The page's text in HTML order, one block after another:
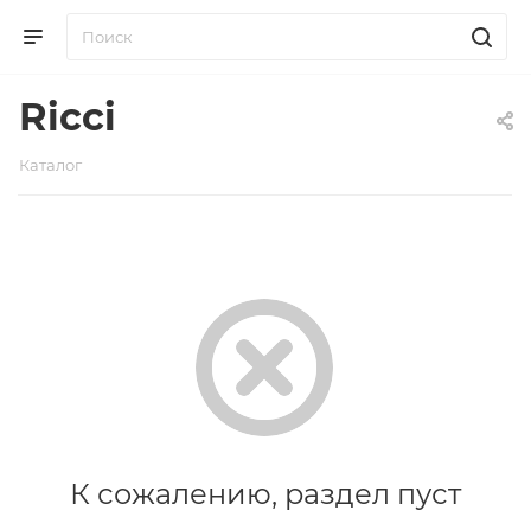
Ricci
Каталог
К сожалению, раздел пуст